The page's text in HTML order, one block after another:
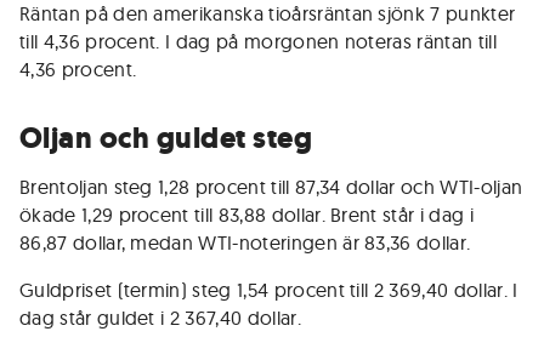
Räntan på den amerikanska tioårsräntan sjönk 7 punkter
till 4,36 procent. I dag på morgonen noteras räntan till
4,36 procent.
Oljan och guldet steg
Brentoljan steg 1,28 procent till 87,34 dollar och WTI-oljan
ökade 1,29 procent till 83,88 dollar. Brent står i dag i
86,87 dollar, medan WTI-noteringen är 83,36 dollar.
Guldpriset (termin) steg 1,54 procent till 2 369,40 dollar. I
dag står guldet i 2 367,40 dollar.